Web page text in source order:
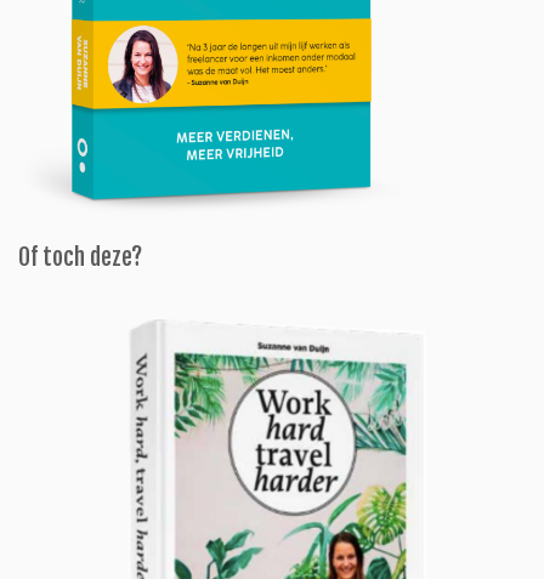
Of toch deze?